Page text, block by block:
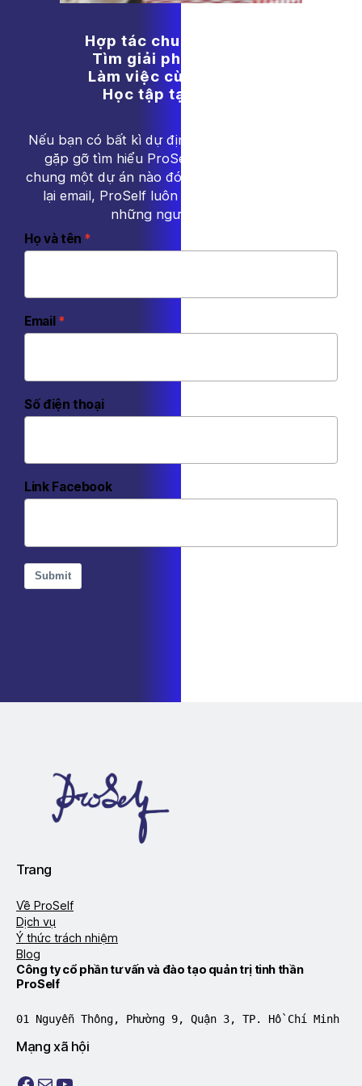
Hợp tác chung sứ mệnh.
Tìm giải pháp đội ngũ.
Làm việc cùng ProSelf.
Học tập tại ProSelf.
Nếu bạn có bất kì dự định nào trong đầu về việc
gặp gỡ tìm hiểu ProSelf hoặc cùng làm việc
chung một dự án nào đó. Hãy đừng ngần ngại để
lại email, ProSelf luôn mong chờ và tìm kiếm
những người như bạn!
Họ và tên
Email
Số điện thoại
Link Facebook
Submit
Trang
Về ProSelf
Dịch vụ
Ý thức trách nhiệm
Blog
Công ty cổ phần tư vấn và đào tạo quản trị tinh thần
ProSelf
01 Nguyễn Thông, Phường 9, Quận 3, TP. Hồ Chí Minh
Mạng xã hội